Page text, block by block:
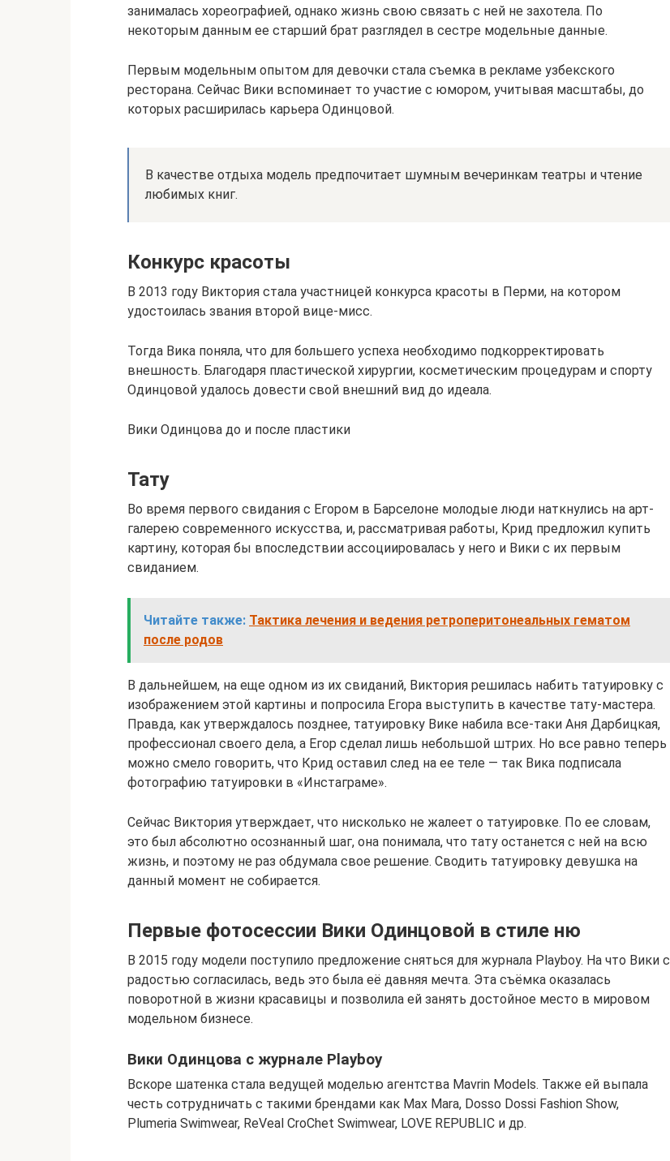
занималась хореографией, однако жизнь свою связать с ней не захотела. По
некоторым данным ее старший брат разглядел в сестре модельные данные.
Первым модельным опытом для девочки стала съемка в рекламе узбекского
ресторана. Сейчас Вики вспоминает то участие с юмором, учитывая масштабы, до
которых расширилась карьера Одинцовой.
В качестве отдыха модель предпочитает шумным вечеринкам театры и чтение
любимых книг.
Конкурс красоты
В 2013 году Виктория стала участницей конкурса красоты в Перми, на котором
удостоилась звания второй вице-мисс.
Тогда Вика поняла, что для большего успеха необходимо подкорректировать
внешность. Благодаря пластической хирургии, косметическим процедурам и спорту
Одинцовой удалось довести свой внешний вид до идеала.
Вики Одинцова до и после пластики
Тату
Во время первого свидания с Егором в Барселоне молодые люди наткнулись на арт-
галерею современного искусства, и, рассматривая работы, Крид предложил купить
картину, которая бы впоследствии ассоциировалась у него и Вики с их первым
свиданием.
Читайте также: Тактика лечения и ведения ретроперитонеальных гематом
после родов
В дальнейшем, на еще одном из их свиданий, Виктория решилась набить татуировку с
изображением этой картины и попросила Егора выступить в качестве тату-мастера.
Правда, как утверждалось позднее, татуировку Вике набила все-таки Аня Дарбицкая,
профессионал своего дела, а Егор сделал лишь небольшой штрих. Но все равно теперь
можно смело говорить, что Крид оставил след на ее теле — так Вика подписала
фотографию татуировки в «Инстаграме».
Сейчас Виктория утверждает, что нисколько не жалеет о татуировке. По ее словам,
это был абсолютно осознанный шаг, она понимала, что тату останется с ней на всю
жизнь, и поэтому не раз обдумала свое решение. Сводить татуировку девушка на
данный момент не собирается.
Первые фотосессии Вики Одинцовой в стиле ню
В 2015 году модели поступило предложение сняться для журнала Playboy. На что Вики с
радостью согласилась, ведь это была её давняя мечта. Эта съёмка оказалась
поворотной в жизни красавицы и позволила ей занять достойное место в мировом
модельном бизнесе.
Вики Одинцова с журнале Playboy
Вскоре шатенка стала ведущей моделью агентства Mavrin Models. Также ей выпала
честь сотрудничать с такими брендами как Max Mara, Dosso Dossi Fashion Show,
Plumeria Swimwear, ReVeal CroChet Swimwear, LOVE REPUBLIC и др.